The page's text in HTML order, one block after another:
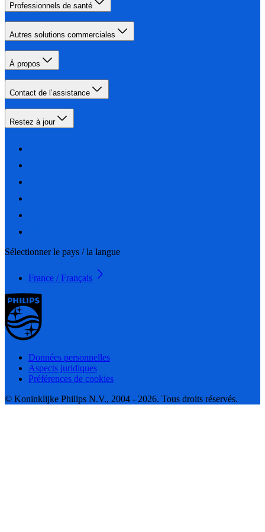
Professionnels de santé
Autres solutions commerciales
À propos
Contact de l’assistance
Restez à jour
Sélectionner le pays / la langue
France / Français
Données personnelles
Aspects juridiques
Préférences de cookies
© Koninklijke Philips N.V., 2004 - 2026. Tous droits réservés.